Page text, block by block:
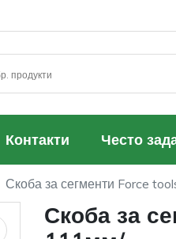
Контакти Често
Скоба за сегменти Force
Скоба за